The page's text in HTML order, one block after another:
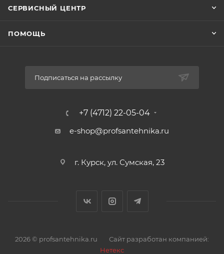
СЕРВИСНЫЙ ЦЕНТР
ПОМОЩЬ
Подписаться на рассылку
+7 (4712) 22-05-04
e-shop@profsantehnika.ru
г. Курск, ул. Сумская, 23
2026 © profsantehnika.ru
Сайт разработан компанией:
Нетекс